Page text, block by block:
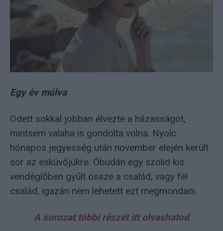
Egy év múlva
Odett sokkal jobban élvezte a házasságot,
mintsem valaha is gondolta volna. Nyolc
hónapos jegyesség után november elején került
sor az esküvőjükre. Óbudán egy szolid kis
vendéglőben gyűlt össze a család, vagy fél
család, igazán nem lehetett ezt megmondani.
A sorozat többi részét itt olvashatod